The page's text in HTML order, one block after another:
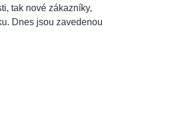
tak nové zákazníky,
Dnes jsou zavedenou